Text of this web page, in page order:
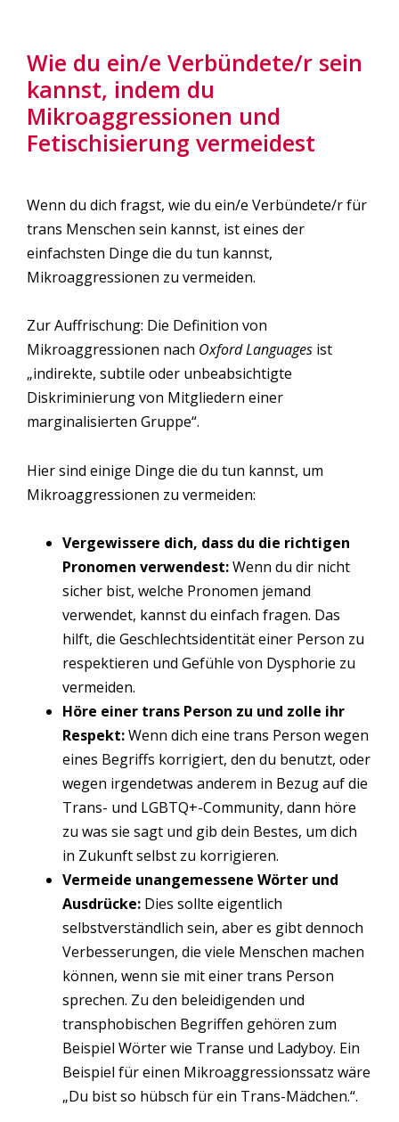
Wie du ein/e Verbündete/r sein
kannst, indem du
Mikroaggressionen und
Fetischisierung vermeidest
Wenn du dich fragst, wie du ein/e Verbündete/r für
trans Menschen sein kannst, ist eines der
einfachsten Dinge die du tun kannst,
Mikroaggressionen zu vermeiden.
Zur Auffrischung: Die Definition von
Mikroaggressionen nach Oxford Languages ist
„indirekte, subtile oder unbeabsichtigte
Diskriminierung von Mitgliedern einer
marginalisierten Gruppe“.
Hier sind einige Dinge die du tun kannst, um
Mikroaggressionen zu vermeiden:
Vergewissere dich, dass du die richtigen
Pronomen verwendest:Wenn du dir nicht
sicher bist, welche Pronomen jemand
verwendet, kannst du einfach fragen. Das
hilft, die Geschlechtsidentität einer Person zu
respektieren und Gefühle von Dysphorie zu
vermeiden.
Höre einer trans Person zu und zolle ihr
Respekt:Wenn dich eine trans Person wegen
eines Begriffs korrigiert, den du benutzt, oder
wegen irgendetwas anderem in Bezug auf die
Trans- und LGBTQ+-Community, dann höre
zu was sie sagt und gib dein Bestes, um dich
in Zukunft selbst zu korrigieren.
Vermeide unangemessene Wörter und
Ausdrücke: Dies sollte eigentlich
selbstverständlich sein, aber es gibt dennoch
Verbesserungen, die viele Menschen machen
können, wenn sie mit einer trans Person
sprechen. Zu den beleidigenden und
transphobischen Begriffen gehören zum
Beispiel Wörter wie Transe und Ladyboy. Ein
Beispiel für einen Mikroaggressionssatz wäre
„Du bist so hübsch für ein Trans-Mädchen.“.